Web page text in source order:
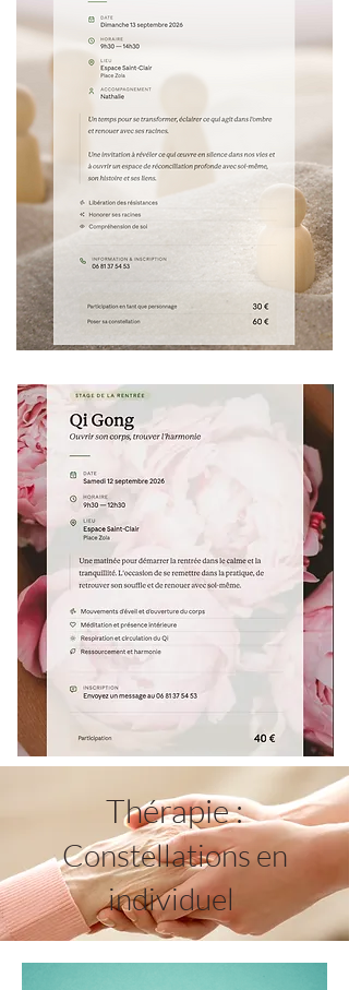
Thérapie :
Constellations en
individuel